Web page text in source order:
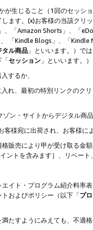
が生じること（1回のセッシ
ます。(x)お客様の当該ク
、「Amazon Shorts」、「
「Kindle Blogs」、「
タル商品 」といいます。）で
「セッション 」といいます。
するか、
れ、最初の特別リンクのク
ン・サイトからデジタル
客様宛に出荷され、お客様
格販売により甲が受け取る金
ントを含みます］、リベー
イト・プログラム紹介料率
およびポリシー（以下「プ
たすようにみえても、不適